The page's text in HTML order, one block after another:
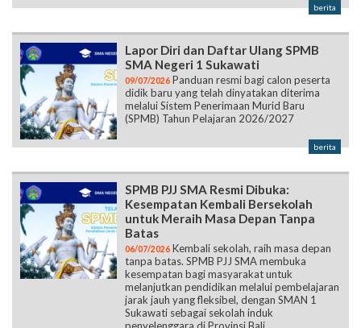
berita
Lapor Diri dan Daftar Ulang SPMB
SMA Negeri 1 Sukawati
09/07/2026 Panduan resmi bagi calon peserta
didik baru yang telah dinyatakan diterima
melalui Sistem Penerimaan Murid Baru
(SPMB) Tahun Pelajaran 2026/2027
berita
SPMB PJJ SMA Resmi Dibuka:
Kesempatan Kembali Bersekolah
untuk Meraih Masa Depan Tanpa
Batas
06/07/2026 Kembali sekolah, raih masa depan
tanpa batas. SPMB PJJ SMA membuka
kesempatan bagi masyarakat untuk
melanjutkan pendidikan melalui pembelajaran
jarak jauh yang fleksibel, dengan SMAN 1
Sukawati sebagai sekolah induk